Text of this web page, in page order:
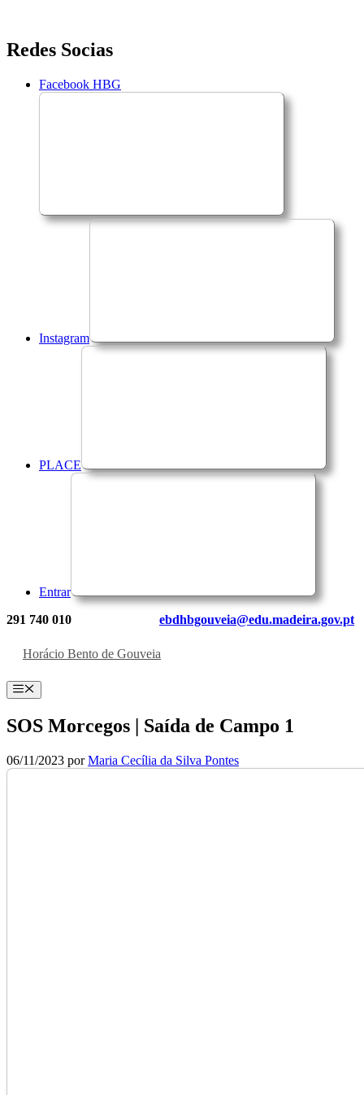
Saltar
para
conteúdo
Redes Socias
Facebook HBG
Instagram
PLACE
Entrar
291 740 010 ebdhbgouveia@edu.madeira.gov.pt
Horácio Bento de Gouveia
Menu
SOS Morcegos | Saída de Campo 1
06/11/2023 porMaria Cecília da Silva Pontes